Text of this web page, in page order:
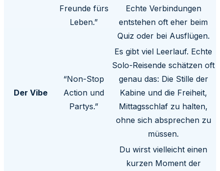
Freunde fürs
Leben.”
Echte Verbindungen
entstehen oft eher beim
Quiz oder bei Ausflügen.
Der Vibe
“Non-Stop
Action und
Partys.”
Es gibt viel Leerlauf. Echte
Solo-Reisende schätzen oft
genau das: Die Stille der
Kabine und die Freiheit,
Mittagsschlaf zu halten,
ohne sich absprechen zu
müssen.
Du wirst vielleicht einen
kurzen Moment der